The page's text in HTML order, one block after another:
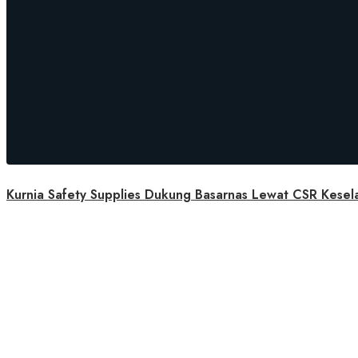
Kurnia Safety Supplies Dukung Basarnas Lewat CSR